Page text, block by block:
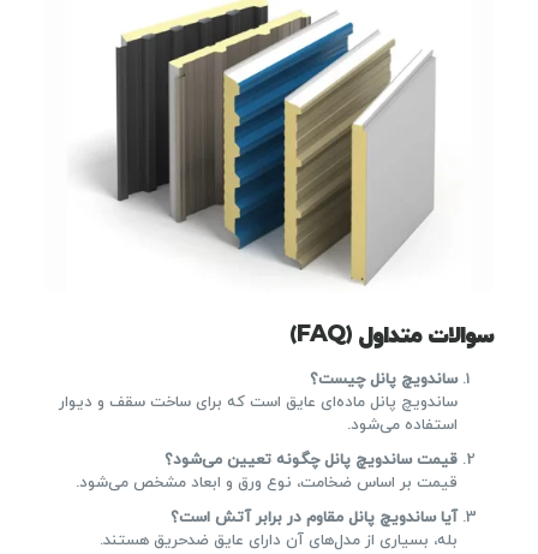
سوالات متداول (FAQ)
ساندویچ پانل چیست؟
ساندویچ پانل ماده‌ای عایق است که برای ساخت سقف و دیوار
استفاده می‌شود.
قیمت ساندویچ پانل چگونه تعیین می‌شود؟
قیمت بر اساس ضخامت، نوع ورق و ابعاد مشخص می‌شود.
آیا ساندویچ پانل مقاوم در برابر آتش است؟
بله، بسیاری از مدل‌های آن دارای عایق ضدحریق هستند.